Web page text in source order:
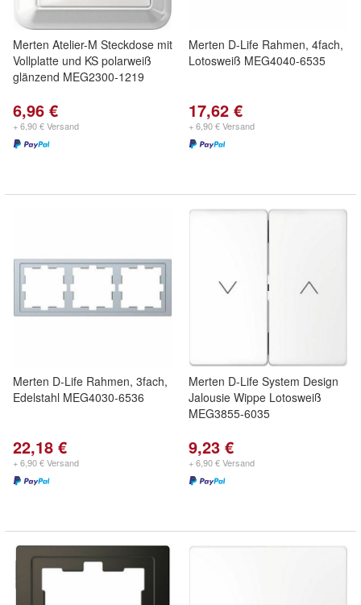
Merten Atelier-M Steckdose mit
Vollplatte und KS polarweiß
glänzend MEG2300-1219
6,96 €
+ 6,90 € Versand
Merten D-Life Rahmen, 4fach,
Lotosweiß MEG4040-6535
17,62 €
+ 6,90 € Versand
Merten D-Life Rahmen, 3fach,
Edelstahl MEG4030-6536
22,18 €
+ 6,90 € Versand
Merten D-Life System Design
Jalousie Wippe Lotosweiß
MEG3855-6035
9,23 €
+ 6,90 € Versand